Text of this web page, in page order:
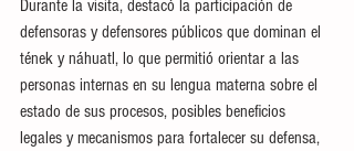
Durante la visita, destacó la participación de
defensoras y defensores públicos que dominan el
tének y náhuatl, lo que permitió orientar a las
personas internas en su lengua materna sobre el
estado de sus procesos, posibles beneficios
legales y mecanismos para fortalecer su defensa,